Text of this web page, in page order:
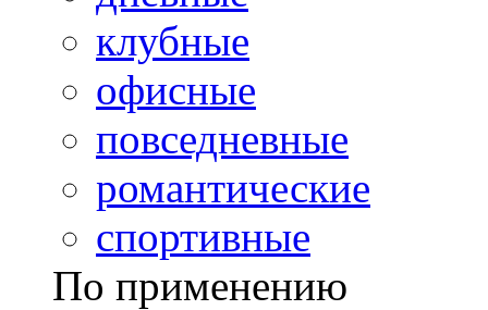
клубные
офисные
повседневные
романтические
спортивные
По применению